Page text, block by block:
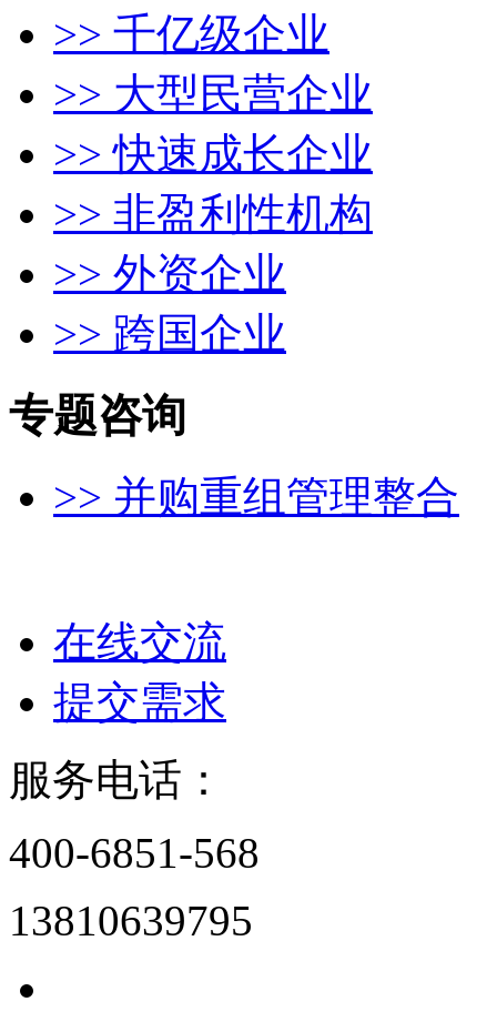
>> 千亿级企业
>> 大型民营企业
>> 快速成长企业
>> 非盈利性机构
>> 外资企业
>> 跨国企业
专题咨询
>> 并购重组管理整合
在线交流
提交需求
服务电话：
400-6851-568
13810639795